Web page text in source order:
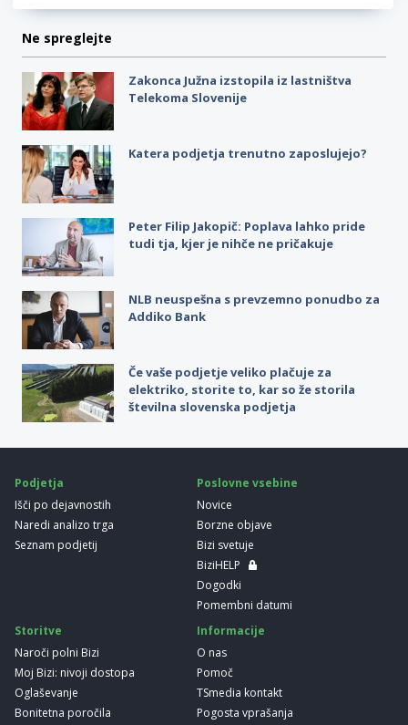
Ne spreglejte
Zakonca Južna izstopila iz lastništva
Telekoma Slovenije
Katera podjetja trenutno zaposlujejo?
Peter Filip Jakopič: Poplava lahko pride
tudi tja, kjer je nihče ne pričakuje
NLB neuspešna s prevzemno ponudbo za
Addiko Bank
Če vaše podjetje veliko plačuje za
elektriko, storite to, kar so že storila
številna slovenska podjetja
Podjetja
Išči po dejavnostih
Naredi analizo trga
Seznam podjetij
Poslovne vsebine
Novice
Borzne objave
Bizi svetuje
BiziHELP
Dogodki
Pomembni datumi
Storitve
Naroči polni Bizi
Moj Bizi: nivoji dostopa
Oglaševanje
Bonitetna poročila
Informacije
O nas
Pomoč
TSmedia kontakt
Pogosta vprašanja